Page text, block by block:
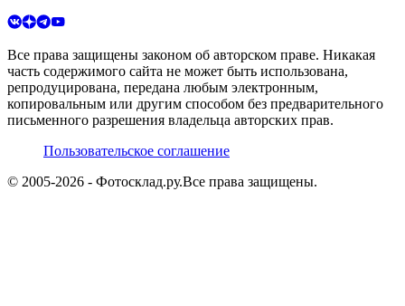
Все права защищены законом об авторском праве. Никакая
часть содержимого сайта не может быть использована,
репродуцирована, передана любым электронным,
копировальным или другим способом без предварительного
письменного разрешения владельца авторских прав.
Пользовательское соглашение
© 2005-2026 - Фотосклад.ру.Все права защищены.